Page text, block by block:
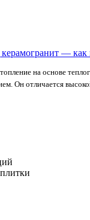
— как
на основе
Он отличается